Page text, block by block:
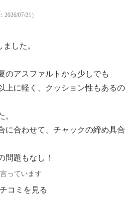
07/21）
した。
のアスファルトから少しでも
上に軽く、クッション性もあるの
。
に合わせて、チャックの締め具合
問題もなし！
っています
コミを見る